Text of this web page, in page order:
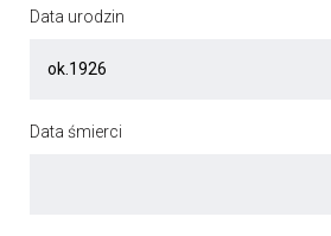
Data urodzin
Data śmierci